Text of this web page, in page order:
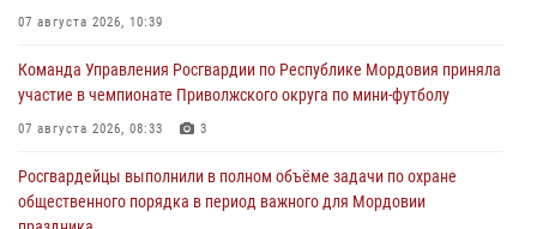
07 августа 2026, 10:39
Команда Управления Росгвардии по Республике Мордовия приняла
участие в чемпионате Приволжского округа по мини-футболу
07 августа 2026, 08:33 3
Росгвардейцы выполнили в полном объёме задачи по охране
общественного порядка в период важного для Мордовии